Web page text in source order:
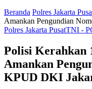
Beranda Polres Jakarta
Amankan Pengundian
Polres Jakarta PusatTNI -
Polisi Kerahkan
Amankan
KPUD DKI